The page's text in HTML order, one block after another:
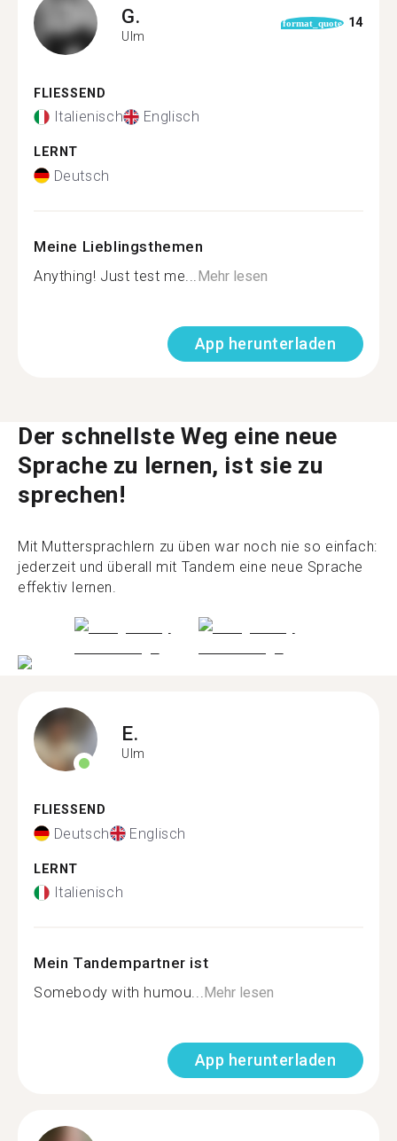
G.
Ulm
format_quote 14
FLIESSEND
Italienisch Englisch
LERNT
Deutsch
Meine Lieblingsthemen
Anything! Just test me... Mehr lesen
App herunterladen
Der schnellste Weg eine neue
Sprache zu lernen, ist sie zu
sprechen!
Mit Muttersprachlern zu üben war noch nie so einfach:
jederzeit und überall mit Tandem eine neue Sprache
effektiv lernen.
E.
Ulm
FLIESSEND
Deutsch Englisch
LERNT
Italienisch
Mein Tandempartner ist
Somebody with humou...Mehr lesen
App herunterladen